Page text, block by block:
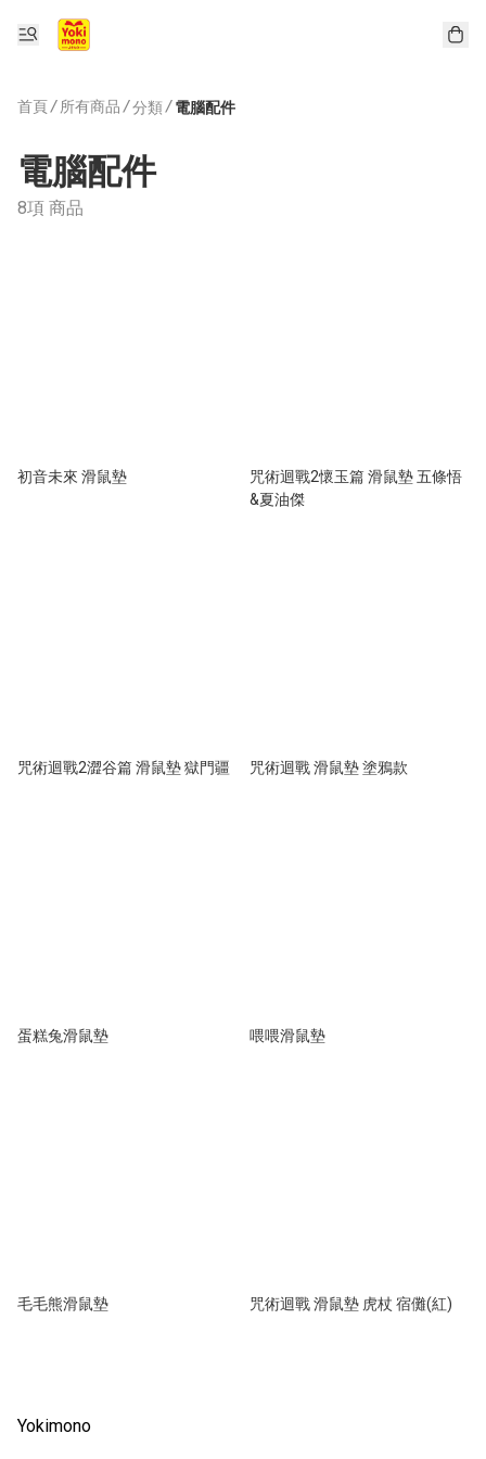
首頁/ 所有商品 /分類/ 電腦配件
電腦配件
8項 商品
初音未來 滑鼠墊
咒術迴戰2懷玉篇 滑鼠墊 五條悟
&夏油傑
咒術迴戰2澀谷篇 滑鼠墊 獄門疆 咒術迴戰 滑鼠墊 塗鴉款
蛋糕兔滑鼠墊 喂喂滑鼠墊
毛毛熊滑鼠墊 咒術迴戰 滑鼠墊 虎杖 宿儺(紅)
Yokimono